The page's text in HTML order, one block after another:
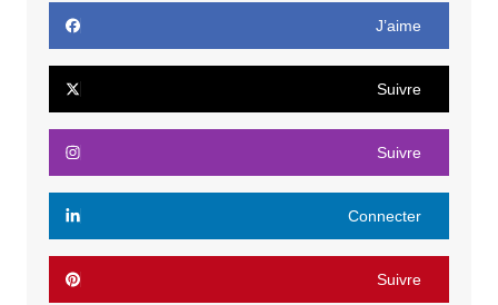
J’aime
Suivre
Suivre
Connecter
Suivre